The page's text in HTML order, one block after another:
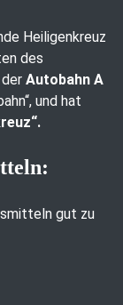
Heiligenkreuz
des
Autobahn A
und hat
gut zu